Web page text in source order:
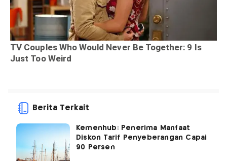
Berita Terkait
Kemenhub: Penerima Manfaat
Diskon Tarif Penyeberangan Capai
90 Persen